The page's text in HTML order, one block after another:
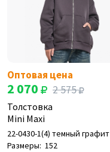
Оптовая цена
2 070 2 575
Толстовка
Mini Maxi
22-0430-1(4) темный графит
Размеры: 152